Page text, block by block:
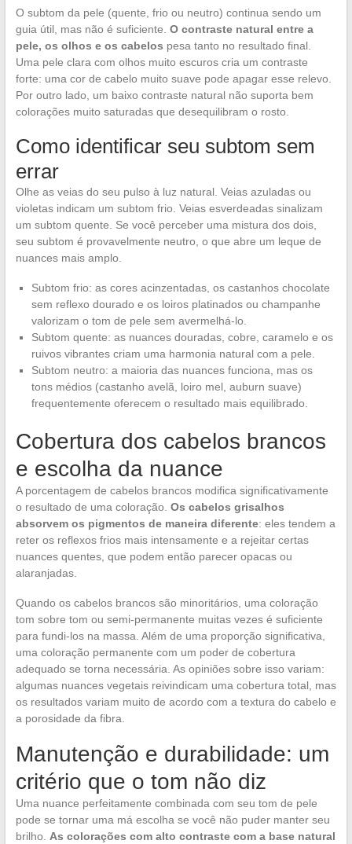
O subtom da pele (quente, frio ou neutro) continua sendo um
guia útil, mas não é suficiente. O contraste natural entre a
pele, os olhos e os cabelos pesa tanto no resultado final.
Uma pele clara com olhos muito escuros cria um contraste
forte: uma cor de cabelo muito suave pode apagar esse relevo.
Por outro lado, um baixo contraste natural não suporta bem
colorações muito saturadas que desequilibram o rosto.
Como identificar seu subtom sem
errar
Olhe as veias do seu pulso à luz natural. Veias azuladas ou
violetas indicam um subtom frio. Veias esverdeadas sinalizam
um subtom quente. Se você perceber uma mistura dos dois,
seu subtom é provavelmente neutro, o que abre um leque de
nuances mais amplo.
Subtom frio: as cores acinzentadas, os castanhos chocolate
sem reflexo dourado e os loiros platinados ou champanhe
valorizam o tom de pele sem avermelhá-lo.
Subtom quente: as nuances douradas, cobre, caramelo e os
ruivos vibrantes criam uma harmonia natural com a pele.
Subtom neutro: a maioria das nuances funciona, mas os
tons médios (castanho avelã, loiro mel, auburn suave)
frequentemente oferecem o resultado mais equilibrado.
Cobertura dos cabelos brancos
e escolha da nuance
A porcentagem de cabelos brancos modifica significativamente
o resultado de uma coloração. Os cabelos grisalhos
absorvem os pigmentos de maneira diferente: eles tendem a
reter os reflexos frios mais intensamente e a rejeitar certas
nuances quentes, que podem então parecer opacas ou
alaranjadas.
Quando os cabelos brancos são minoritários, uma coloração
tom sobre tom ou semi-permanente muitas vezes é suficiente
para fundi-los na massa. Além de uma proporção significativa,
uma coloração permanente com um poder de cobertura
adequado se torna necessária. As opiniões sobre isso variam:
algumas nuances vegetais reivindicam uma cobertura total, mas
os resultados variam muito de acordo com a textura do cabelo e
a porosidade da fibra.
Manutenção e durabilidade: um
critério que o tom não diz
Uma nuance perfeitamente combinada com seu tom de pele
pode se tornar uma má escolha se você não puder manter seu
brilho. As colorações com alto contraste com a base natural